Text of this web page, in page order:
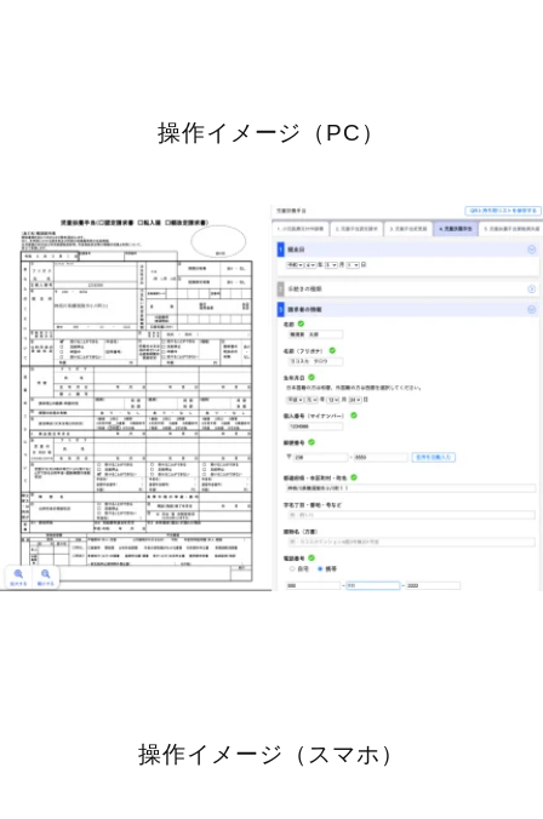
操作イメージ（ PC ）
操作イメージ（スマホ）